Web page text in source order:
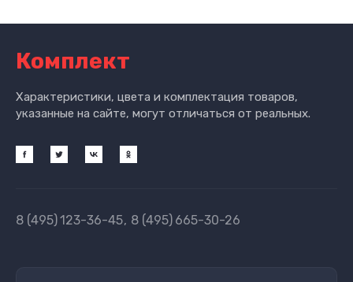
Комплект
Характеристики, цвета и комплектация товаров,
указанные на сайте, могут отличаться от реальных.
8 (495)123-36-45 8 (495) 665-30-26